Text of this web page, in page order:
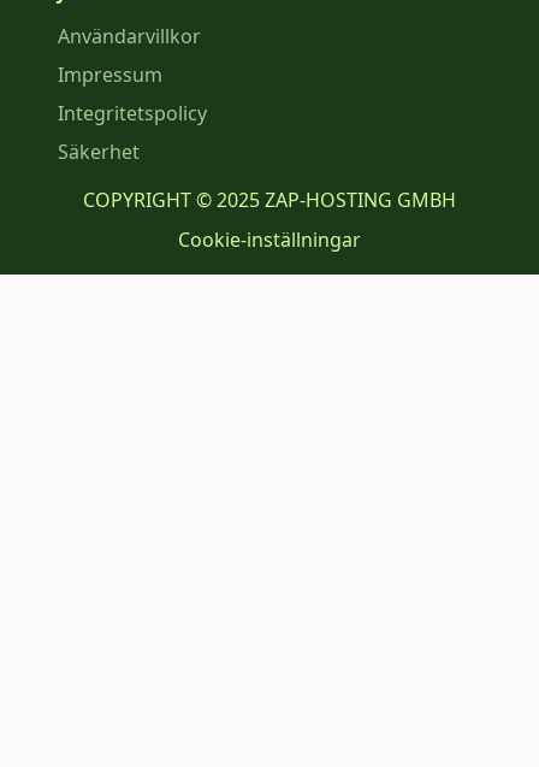
Användarvillkor
Impressum
Integritetspolicy
Säkerhet
COPYRIGHT © 2025 ZAP-HOSTING GMBH
Cookie-inställningar